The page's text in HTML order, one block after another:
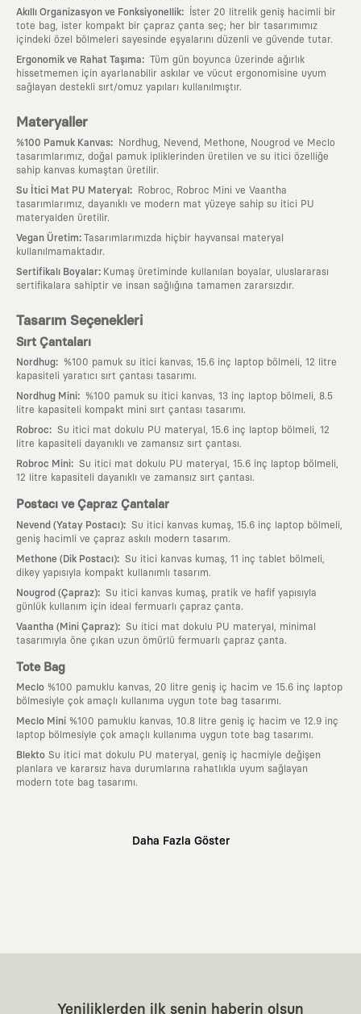
Akıllı Organizasyon ve Fonksiyonellik:
İster 20 litrelik geniş hacimli bir
tote bag, ister kompakt bir çapraz çanta seç; her bir tasarımımız
içindeki özel bölmeleri sayesinde eşyalarını düzenli ve güvende tutar.
Ergonomik ve Rahat Taşıma: Tüm gün boyunca üzerinde ağırlık
hissetmemen için ayarlanabilir askılar ve vücut ergonomisine uyum
sağlayan destekli sırt/omuz yapıları kullanılmıştır.
Materyaller
%100 Pamuk Kanvas:
Nordhug, Nevend, Methone, Nougrod ve Meclo
tasarımlarımız, doğal pamuk ipliklerinden üretilen ve su itici özelliğe
sahip kanvas kumaştan üretilir.
Su İtici Mat PU Materyal :
Robroc, Robroc Mini ve Vaantha
tasarımlarımız, dayanıklı ve modern mat yüzeye sahip su itici PU
materyalden üretilir.
Vegan Üretim: Tasarımlarımızda hiçbir hayvansal materyal
kullanılmamaktadır.
Sertifikalı Boyalar: Kumaş üretiminde kullanılan boyalar, uluslararası
sertifikalara sahiptir ve insan sağlığına tamamen zararsızdır.
Tasarım Seçenekleri
Sırt Çantaları
Nordhug:
%100 pamuk su itici kanvas, 15.6 inç laptop bölmeli, 12 litre
kapasiteli yaratıcı sırt çantası tasarımı.
Nordhug Mini:
%100 pamuk su itici kanvas, 13 inç laptop bölmeli, 8.5
litre kapasiteli kompakt mini sırt çantası tasarımı.
Robroc: Su itici mat dokulu PU materyal, 15.6 inç laptop bölmeli, 12
litre kapasiteli dayanıklı ve zamansız sırt çantası.
Robroc Mini: Su itici mat dokulu PU materyal, 15.6 inç laptop bölmeli,
12 litre kapasiteli dayanıklı ve zamansız sırt çantası.
Postacı ve Çapraz Çantalar
Nevend (Yatay Postacı): Su itici kanvas kumaş, 15.6 inç laptop bölmeli,
geniş hacimli ve çapraz askılı modern tasarım.
Methone (Dik Postacı): Su itici kanvas kumaş, 11 inç tablet bölmeli,
dikey yapısıyla kompakt kullanımlı tasarım.
Nougrod (Çapraz): Su itici kanvas kumaş, pratik ve hafif yapısıyla
günlük kullanım için ideal fermuarlı çapraz çanta.
Vaantha (Mini Çapraz): Su itici mat dokulu PU materyal, minimal
tasarımıyla öne çıkan uzun ömürlü fermuarlı çapraz çanta.
Tote Bag
Meclo %100 pamuklu kanvas, 20 litre geniş iç hacim ve 15.6 inç laptop
bölmesiyle çok amaçlı kullanıma uygun tote bag tasarımı.
Meclo Mini %100 pamuklu kanvas, 10.8 litre geniş iç hacim ve 12.9 inç
laptop bölmesiyle çok amaçlı kullanıma uygun tote bag tasarımı.
Blekto Su itici mat dokulu PU materyal, geniş iç hacmiyle değişen
planlara ve kararsız hava durumlarına rahatlıkla uyum sağlayan
modern tote bag tasarımı.
dolabının en değerli parçası olarak kalacak, hikayesini ve estetik
Yaratıcı Bir Topluluk
KAFT, keşfetmeyi sevenlerin, sanata tutkuyla bağlı
Daha Fazla Göster
Yeniliklerden ilk senin haberin olsun